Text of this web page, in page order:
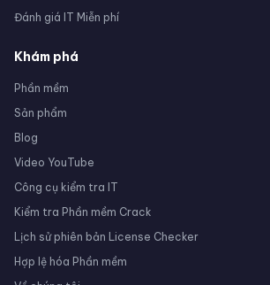
Đánh giá IT Miễn phí
Khám phá
Phần mềm
Sản phẩm
Blog
Video YouTube
Công cụ kiểm tra IT
Kiểm tra Phần mềm Crack
Lịch sử phiên bản License Checker
Hợp lệ hóa Phần mềm